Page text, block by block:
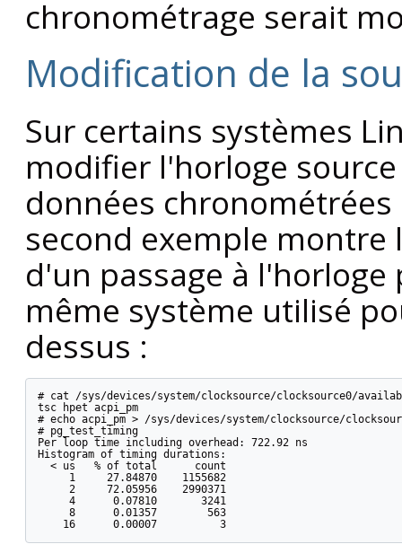
chronométrage serait
Modification de la
Sur certains systèmes
modifier l'horloge
données
second exemple
d'un passage à
même système utilisé
dessus :
# cat /sys/devices/system/clocksource/clocksource0/
tsc hpet acpi_pm
# echo acpi_pm > /sys/devices/system/clocksource/
# pg_test_timing
Per loop time including overhead: 722.92 ns
Histogram of timing durations:
  < us   % of total      count
     1     27.84870    1155682
     2     72.05956    2990371
     4      0.07810       3241
     8      0.01357        563
    16      0.00007          3